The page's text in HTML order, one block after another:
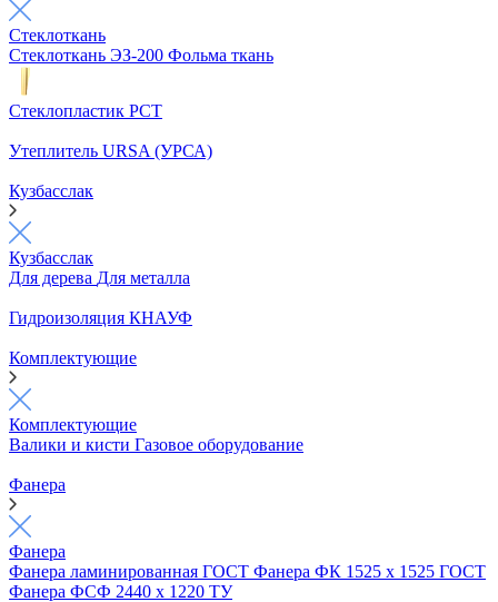
Стеклоткань
Стеклоткань ЭЗ-200 Фольма ткань
Стеклопластик РСТ
Утеплитель URSA (УРСА)
Кузбасслак
Кузбасслак
Для дерева Для металла
Гидроизоляция КНАУФ
Комплектующие
Комплектующие
Валики и кисти Газовое оборудование
Фанера
Фанера
Фанера ламинированная ГОСТ Фанера ФК 1525 х 1525 ГОСТ
Фанера ФСФ 2440 х 1220 ТУ